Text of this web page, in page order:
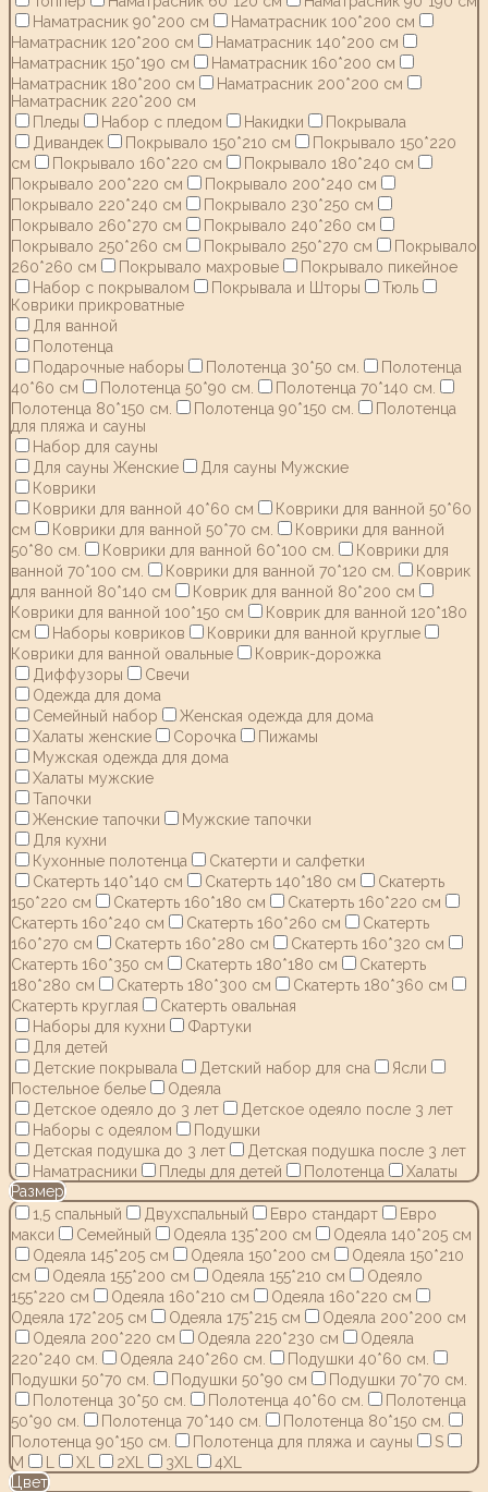
Наматрасник 90*200 см
Наматрасник 100*200 см
Наматрасник 120*200 см
Наматрасник 140*200 см
Наматрасник 150*190 см
Наматрасник 160*200 см
Наматрасник 180*200 см
Наматрасник 200*200 см
Наматрасник 220*200 см
Пледы
Набор с пледом Накидки
Покрывала
Дивандек
Покрывало 150*210 см
Покрывало 150*220
см
Покрывало 160*220 см
Покрывало 180*240 см
Покрывало 200*220 см
Покрывало 200*240 см
Покрывало 220*240 см
Покрывало 230*250 см
Покрывало 260*270 см
Покрывало 240*260 см
Покрывало 250*260 см
Покрывало 250*270 см
Покрывало
260*260 см
Покрывало махровые
Покрывало пикейное
Набор с покрывалом
Покрывала и Шторы
Тюль
Коврики прикроватные
Для ванной
Полотенца
Подарочные наборы
Полотенца 30*50 см.
Полотенца
40*60 см
Полотенца 50*90 см.
Полотенца 70*140 см.
Полотенца 80*150 см.
Полотенца 90*150 см.
Полотенца
для пляжа и сауны
Набор для сауны
Для сауны Женские
Для сауны Мужские
Коврики
Коврики для ванной 40*60 см
Коврики для ванной 50*60
см
Коврики для ванной 50*70 см.
Коврики для ванной
50*80 см.
Коврики для ванной 60*100 см.
Коврики для
ванной 70*100 см.
Коврики для ванной 70*120 см.
Коврик
для ванной 80*140 см
Коврик для ванной 80*200 см
Коврики для ванной 100*150 см
Коврик для ванной 120*180
см
Наборы ковриков
Коврики для ванной круглые
Коврики для ванной овальные
Коврик-дорожка
Диффузоры
Свечи
Одежда для дома
Семейный набор
Женская одежда для дома
Халаты женские
Сорочка
Пижамы
Мужская одежда для дома
Халаты мужские
Тапочки
Женские тапочки
Мужские тапочки
Для кухни
Кухонные полотенца
Скатерти и салфетки
Скатерть 140*140 см
Скатерть 140*180 см
Скатерть
150*220 см
Скатерть 160*180 см
Скатерть 160*220 см
Скатерть 160*240 см
Скатерть 160*260 см
Скатерть
160*270 см
Скатерть 160*280 см
Скатерть 160*320 см
Скатерть 160*350 см
Скатерть 180*180 см
Скатерть
180*280 см
Скатерть 180*300 см
Скатерть 180*360 см
Скатерть круглая
Скатерть овальная
Наборы для кухни
Фартуки
Для детей
Детские покрывала
Детский набор для сна
Ясли
Постельное белье
Одеяла
Детское одеяло до 3 лет
Детское одеяло после 3 лет
Наборы с одеялом
Подушки
Детская подушка до 3 лет
Детская подушка после 3 лет
Наматрасники
Пледы для детей Полотенца
Халаты
Размер
1,5 спальный
Двухспальный Евро стандарт
Евро
макси
Семейный Одеяла 135*200 см
Одеяла 140*205 см
Одеяла 145*205 см
Одеяла 150*200 см
Одеяла 150*210
см
Одеяла 155*200 см Одеяла 155*210 см
Одеяло
155*220 см
Одеяла 160*210 см
Одеяла 160*220 см
Одеяла 172*205 см
Одеяла 175*215 см
Одеяла 200*200 см
Одеяла 200*220 см
Одеяла 220*230 см
Одеяла
220*240 см.
Одеяла 240*260 см.
Подушки 40*60 см.
Подушки 50*70 см.
Подушки 50*90 см
Подушки 70*70 см.
Полотенца 30*50 см.
Полотенца 40*60 см.
Полотенца
50*90 см.
Полотенца 70*140 см.
Полотенца 80*150 см.
Полотенца 90*150 см.
Полотенца для пляжа и сауны
S
M
XL 2XL 3XL
4XL
Цвет